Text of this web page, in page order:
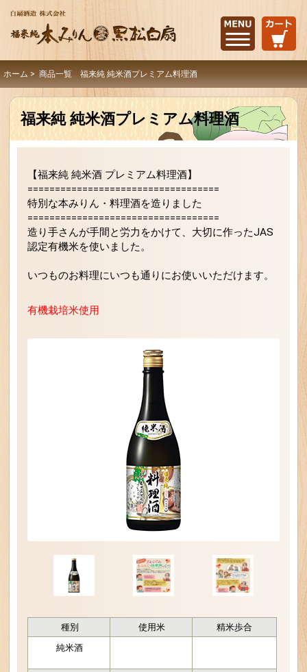
ホーム > 商品一覧 福来純 純米酒プレミアム料理酒
福来純 純米酒プレミアム料理酒
【福来純 純米酒 プレミアム料理酒】
===================================
特別な本みりん・料理酒を造りました
===================================
造り手さんが手間と労力をかけて、大切に作ったJAS
認定有機米を使いました。
いつものお料理にいつも通りにお使いいただけます。
有機栽培米使用
種別
純米酒
使用米 精米歩合